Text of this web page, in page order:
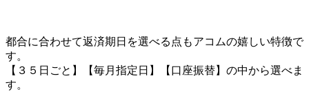
都合に合わせて返済期日を選べる点もアコムの嬉しい特徴で
す。
【３５日ごと】【毎月指定日】【口座振替】の中から選べま
す。